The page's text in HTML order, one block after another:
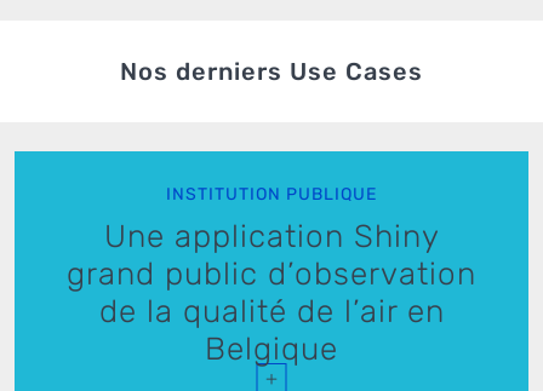
Nos derniers Use Cases
INSTITUTION PUBLIQUE
Une application Shiny
grand public d’observation
de la qualité de l’air en
Belgique
+